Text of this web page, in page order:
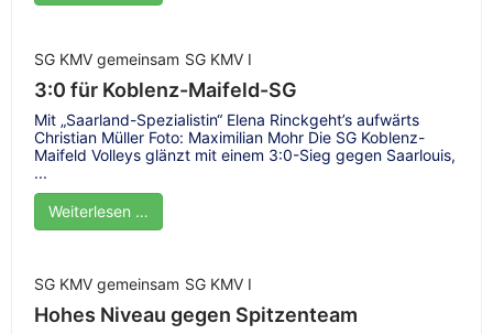
SG KMV gemeinsam SG KMV I
3:0 für Koblenz-Maifeld-SG
Mit „Saarland-Spezialistin“ Elena Rinckgeht’s aufwärts
Christian Müller Foto: Maximilian Mohr Die SG Koblenz-
Maifeld Volleys glänzt mit einem 3:0-Sieg gegen Saarlouis,
...
Weiterlesen …
SG KMV gemeinsam SG KMV I
Hohes Niveau gegen Spitzenteam